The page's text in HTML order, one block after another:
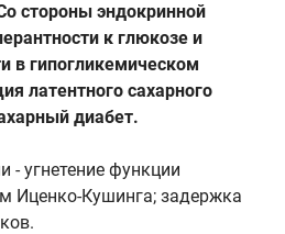
стороны эндокринной
к глюкозе и
в гипогликемическом
латентного сахарного
диабет.
- угнетение функции
Иценко-Кушинга; задержка